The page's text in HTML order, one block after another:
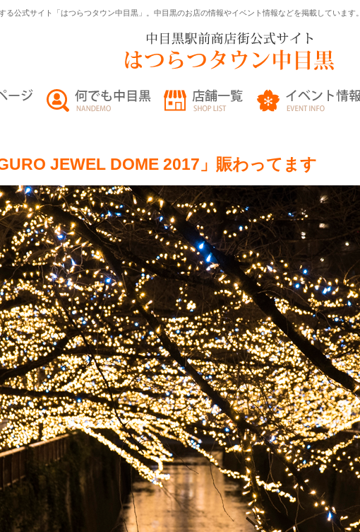
る公式サイト「はつらつタウン中目黒」。中目黒のお店の情報やイベント情報などを掲載しています。
JEWEL DOME 2017」賑わってます